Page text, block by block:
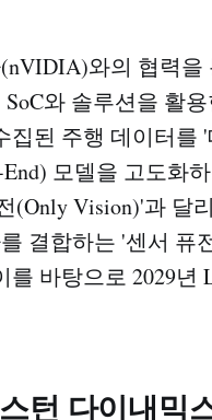
와의 협력을
와 솔루션을 활
집된 주행 데이터를
모델을 고도화
(Only Vision)'과 달
결합하는 '센서 퓨
바탕으로 2029년
턴 다이내믹